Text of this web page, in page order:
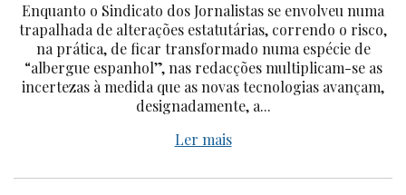
Enquanto o Sindicato dos Jornalistas se envolveu numa
trapalhada de alterações estatutárias, correndo o risco,
na prática, de ficar transformado numa espécie de
“albergue espanhol”, nas redacções multiplicam-se as
incertezas à medida que as novas tecnologias avançam,
designadamente, a...
Ler mais